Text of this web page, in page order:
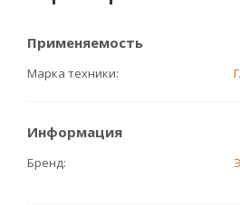
Применяемость
Марка техники
Информация
Бренд